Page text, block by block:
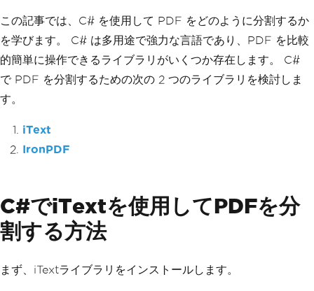
この記事では、C# を使用して PDF をどのように分割するか
を学びます。 C# は多用途で強力な言語であり、PDF を比較
的簡単に操作できるライブラリがいくつか存在します。 C#
で PDF を分割するための次の 2 つのライブラリを検討しま
す。
iText
IronPDF
C#でiTextを使用してPDFを分
割する方法
まず、iTextライブラリをインストールします。